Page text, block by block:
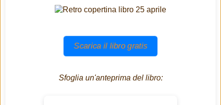
Scarica il libro gratis
Sfoglia un'anteprima del libro: